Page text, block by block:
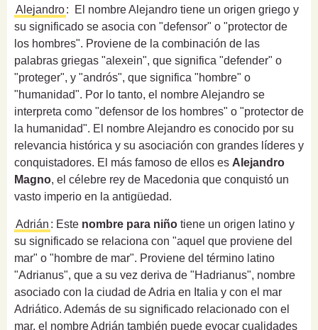
Alejandro: El nombre Alejandro tiene un origen griego y
su significado se asocia con "defensor" o "protector de
los hombres". Proviene de la combinación de las
palabras griegas "alexein", que significa "defender" o
"proteger", y "andrós", que significa "hombre" o
"humanidad". Por lo tanto, el nombre Alejandro se
interpreta como "defensor de los hombres" o "protector de
la humanidad". El nombre Alejandro es conocido por su
relevancia histórica y su asociación con grandes líderes y
conquistadores. El más famoso de ellos es Alejandro
Magno, el célebre rey de Macedonia que conquistó un
vasto imperio en la antigüedad.
Adrián : Este nombre para niño tiene un origen latino y
su significado se relaciona con "aquel que proviene del
mar" o "hombre de mar". Proviene del término latino
"Adrianus", que a su vez deriva de "Hadrianus", nombre
asociado con la ciudad de Adria en Italia y con el mar
Adriático. Además de su significado relacionado con el
mar, el nombre Adrián también puede evocar cualidades